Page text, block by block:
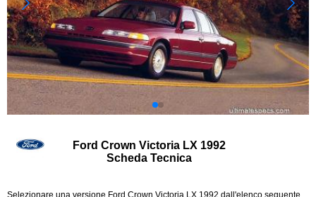
Ford Crown Victoria LX 1992
Scheda Tecnica
Selezionare una versione Ford Crown Victoria LX 1992 dall'elenco seguente